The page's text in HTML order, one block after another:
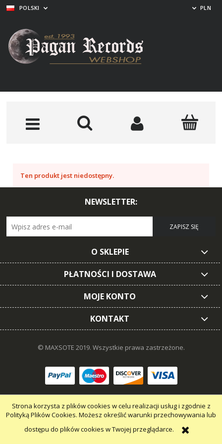
Strona korzysta z plików cookies w celu realizacji usług i zgodnie z
Polityką Plików Cookies. Możesz określić warunki przechowywania lub
dostępu do plików cookies w Twojej przeglądarce.
POLSKI PLN
Ten produkt jest niedostępny.
NEWSLETTER:
ZAPISZ SIĘ
O SKLEPIE
PŁATNOŚCI I DOSTAWA
MOJE KONTO
KONTAKT
© MAXSOTE 2019. Wszystkie prawa zastrzeżone.
pokaż pełną wersję strony